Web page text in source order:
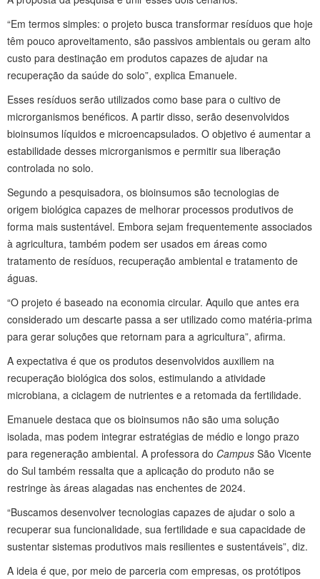
“Em termos simples: o projeto busca transformar resíduos que hoje
têm pouco aproveitamento, são passivos ambientais ou geram alto
custo para destinação em produtos capazes de ajudar na
recuperação da saúde do solo”, explica Emanuele.
Esses resíduos serão utilizados como base para o cultivo de
microrganismos benéficos. A partir disso, serão desenvolvidos
bioinsumos líquidos e microencapsulados. O objetivo é aumentar a
estabilidade desses microrganismos e permitir sua liberação
controlada no solo.
Segundo a pesquisadora, os bioinsumos são tecnologias de
origem biológica capazes de melhorar processos produtivos de
forma mais sustentável. Embora sejam frequentemente associados
à agricultura, também podem ser usados em áreas como
tratamento de resíduos, recuperação ambiental e tratamento de
águas.
“O projeto é baseado na economia circular. Aquilo que antes era
considerado um descarte passa a ser utilizado como matéria-prima
para gerar soluções que retornam para a agricultura”, afirma.
A expectativa é que os produtos desenvolvidos auxiliem na
recuperação biológica dos solos, estimulando a atividade
microbiana, a ciclagem de nutrientes e a retomada da fertilidade.
Emanuele destaca que os bioinsumos não são uma solução
isolada, mas podem integrar estratégias de médio e longo prazo
para regeneração ambiental. A professora do Campus São Vicente
do Sul também ressalta que a aplicação do produto não se
restringe às áreas alagadas nas enchentes de 2024.
“Buscamos desenvolver tecnologias capazes de ajudar o solo a
recuperar sua funcionalidade, sua fertilidade e sua capacidade de
sustentar sistemas produtivos mais resilientes e sustentáveis”, diz.
A ideia é que, por meio de parceria com empresas, os protótipos